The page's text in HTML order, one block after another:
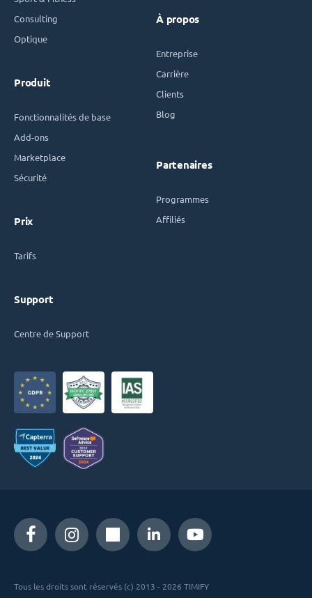
Consulting
Optique
Produit
Fonctionnalités de base
Add-ons
Marketplace
Sécurité
Prix
Tarifs
Support
Centre de Support
À propos
Entreprise
Carrière
Clients
Blog
Partenaires
Programmes
Affiliés
Tous les droits sont réservés (c) 2013 - 2026 TIMIFY